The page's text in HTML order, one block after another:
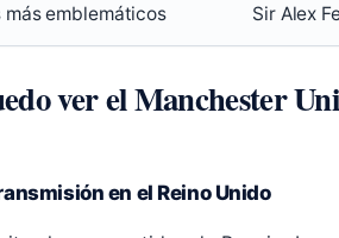
más emblemáticos Sir Alex
ver el Manchester
en el Reino Unido